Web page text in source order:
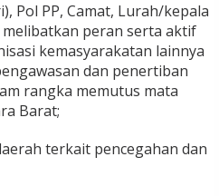
Pol PP, Camat, Lurah/kepala
peran serta aktif
kemasyarakatan lainnya
dan penertiban
rangka memutus mata
Barat;
terkait pencegahan dan